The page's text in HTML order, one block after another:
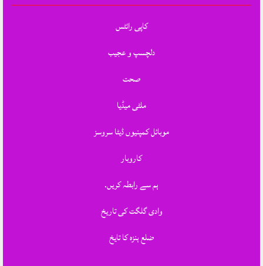
کاپی رائٹس
دلچسپ و عجیب
صحت
ملٹی میڈیا
موبائل کمپنیوں ڈیٹا سروسز
کاروبار
ہم سے رابطہ کریں.
وادی گلگت کی تاریخ
ضلع ہنزہ کا تایخ